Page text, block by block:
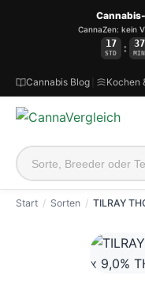
CannaZen: kein
17
STD : 37
MIN
Cannabis Blog Kochen
Start Sorten TILRAY